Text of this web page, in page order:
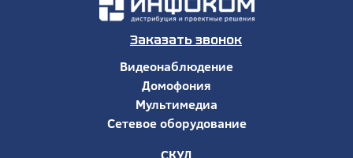
Заказать звонок
Видеонаблюдение
Домофония
Мультимедиа
Сетевое оборудование